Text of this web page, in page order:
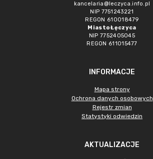
kancelaria@leczyca.info.pl
NIP 7751243221
REGON 610018479
Miasto Łęczyca
NIP 7752405045
REGON 611015477
INFORMACJE
Mapa strony
Ochrona danych osobowych
Rejestr zmian
Statystyki odwiedzin
AKTUALIZACJE